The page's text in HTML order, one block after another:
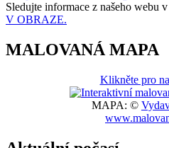
Sledujte informace z našeho webu v
V OBRAZE.
MALOVANÁ MAPA
Klikněte pro
MAPA: ©